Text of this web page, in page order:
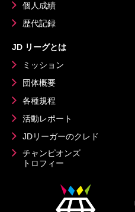
個人成績
歴代記録
JD リーグとは
ミッション
団体概要
各種規程
活動レポート
JDリーガーのクレド
チャンピオンズ
トロフィー